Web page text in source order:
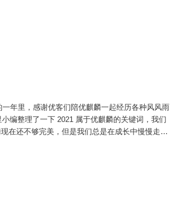
年里，感谢优客们陪优麒麟一起经历各种风风雨
编整理了一下 2021 属于优麒麟的关键词，我们
在还不够完美，但是我们总是在成长中慢慢走向